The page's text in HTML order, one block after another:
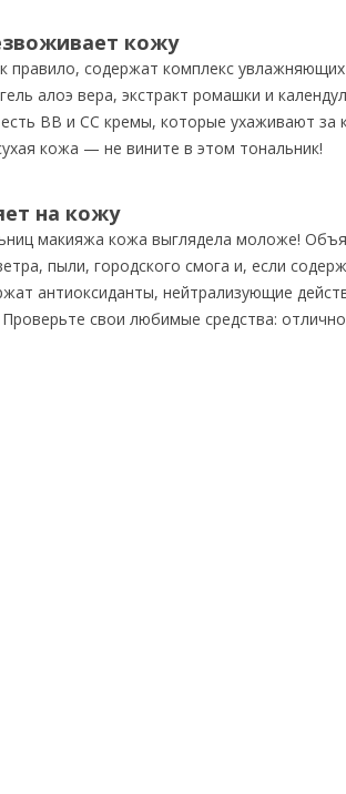
кожу
правило, содержат комплекс
алоэ вера, экстракт ромашки и
ВВ и СС кремы, которые ухаживают за
кожа — не вините в этом тональник!
на кожу
макияжа кожа выглядела моложе!
пыли, городского смога и, если
антиоксиданты, нейтрализующие
свои любимые средства: